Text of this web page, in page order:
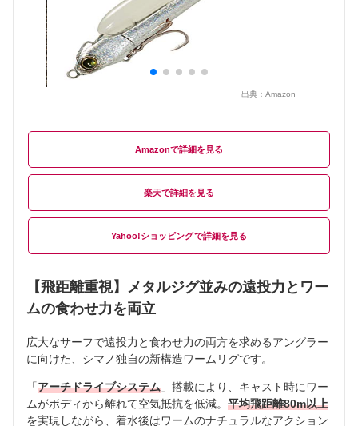
出典： Amazon
Amazon
楽天
Yahoo!ショッピング
【飛距離重視】メタルジグ並みの遠投力とワー
ムの食わせ力を両立
広大なサーフで遠投力と食わせ力の両方を求めるアングラー
に向けた、シマノ独自の新構造ワームリグです。
「アーチドライブシステム 」搭載により、キャスト時にワー
ムがボディから離れて空気抵抗を低減。 平均飛距離80m以上
を実現しながら、着水後はワームのナチュラルなアクション